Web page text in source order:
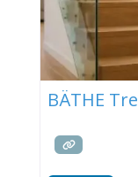
BÄTHE